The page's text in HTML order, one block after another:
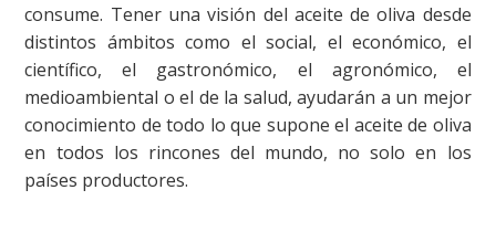
consume. Tener una visión del aceite de oliva desde
distintos ámbitos como el social, el económico, el
científico, el gastronómico, el agronómico, el
medioambiental o el de la salud, ayudarán a un mejor
conocimiento de todo lo que supone el aceite de oliva
en todos los rincones del mundo, no solo en los
países productores.